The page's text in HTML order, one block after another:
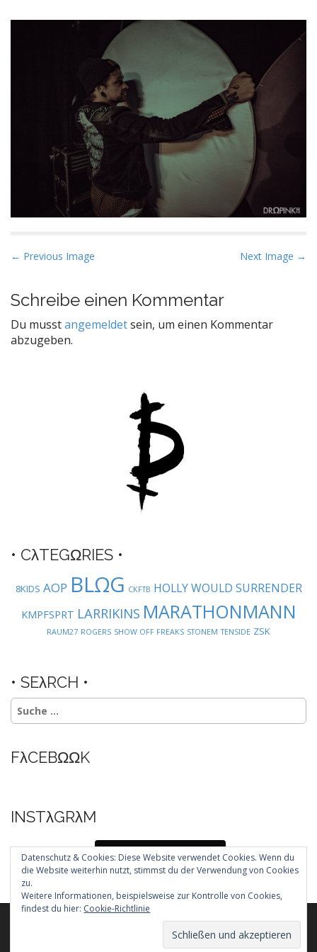
P
s
t
n
a
← Previous Image Next Image →
Schreibe einen Kommentar
Du musstangemeldetsein, um einen Kommentar
abzugeben.
• CλTEGΩRIES •
8KIDS AOP BLΩG CKFTB HOLLY WOULD SURRENDER
KMPFSPRT LARRIKINS MARATHONMANN
RAUM27 ROGERS SHOW OFF FREAKS STONEM TENSIDE ZSK
• SEλRCH •
Suche
nach:
FλCEBΩΩK
INSTλGRλM
Folg mir auf Instagram
. All Rights Reserved.
The Arcade Basic Theme bybavotasan.com.
Datenschutz & Cookies: Diese Website verwendet Cookies. Wenn du
die Website weiterhin nutzt, stimmst du der Verwendung von Cookies
zu.
Weitere Informationen, beispielsweise zur Kontrolle von Cookies,
findest du hier: Cookie-Richtlinie